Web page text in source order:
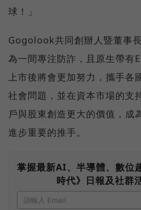
球！」
Gogolook共同創辦人暨董事
為一間專注防詐，且原生帶有
上市後將會更加努力，攜手各
社會問題，並在資本市場的支
戶與股東創造更大的價值，成
進步重要的推手。
掌握最新AI、半導體、數位
時代》日報及社群